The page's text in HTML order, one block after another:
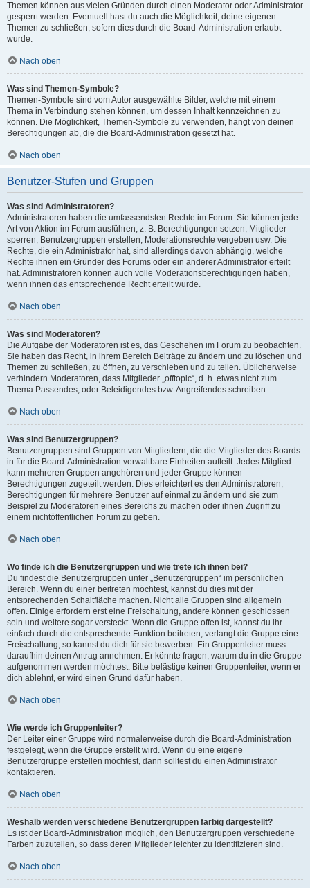
Themen können aus vielen Gründen durch einen Moderator oder Administrator
gesperrt werden. Eventuell hast du auch die Möglichkeit, deine eigenen
Themen zu schließen, sofern dies durch die Board-Administration erlaubt
wurde.
Nach oben
Was sind Themen-Symbole?
Themen-Symbole sind vom Autor ausgewählte Bilder, welche mit einem
Thema in Verbindung stehen können, um dessen Inhalt kennzeichnen zu
können. Die Möglichkeit, Themen-Symbole zu verwenden, hängt von deinen
Berechtigungen ab, die die Board-Administration gesetzt hat.
Nach oben
Benutzer-Stufen und Gruppen
Was sind Administratoren?
Administratoren haben die umfassendsten Rechte im Forum. Sie können jede
Art von Aktion im Forum ausführen; z. B. Berechtigungen setzen, Mitglieder
sperren, Benutzergruppen erstellen, Moderationsrechte vergeben usw. Die
Rechte, die ein Administrator hat, sind allerdings davon abhängig, welche
Rechte ihnen ein Gründer des Forums oder ein anderer Administrator erteilt
hat. Administratoren können auch volle Moderationsberechtigungen haben,
wenn ihnen das entsprechende Recht erteilt wurde.
Nach oben
Was sind Moderatoren?
Die Aufgabe der Moderatoren ist es, das Geschehen im Forum zu beobachten.
Sie haben das Recht, in ihrem Bereich Beiträge zu ändern und zu löschen und
Themen zu schließen, zu öffnen, zu verschieben und zu teilen. Üblicherweise
verhindern Moderatoren, dass Mitglieder „offtopic“, d. h. etwas nicht zum
Thema Passendes, oder Beleidigendes bzw. Angreifendes schreiben.
Nach oben
Was sind Benutzergruppen?
Benutzergruppen sind Gruppen von Mitgliedern, die die Mitglieder des Boards
in für die Board-Administration verwaltbare Einheiten aufteilt. Jedes Mitglied
kann mehreren Gruppen angehören und jeder Gruppe können
Berechtigungen zugeteilt werden. Dies erleichtert es den Administratoren,
Berechtigungen für mehrere Benutzer auf einmal zu ändern und sie zum
Beispiel zu Moderatoren eines Bereichs zu machen oder ihnen Zugriff zu
einem nichtöffentlichen Forum zu geben.
Nach oben
Wo finde ich die Benutzergruppen und wie trete ich ihnen bei?
Du findest die Benutzergruppen unter „Benutzergruppen“ im persönlichen
Bereich. Wenn du einer beitreten möchtest, kannst du dies mit der
entsprechenden Schaltfläche machen. Nicht alle Gruppen sind allgemein
offen. Einige erfordern erst eine Freischaltung, andere können geschlossen
sein und weitere sogar versteckt. Wenn die Gruppe offen ist, kannst du ihr
einfach durch die entsprechende Funktion beitreten; verlangt die Gruppe eine
Freischaltung, so kannst du dich für sie bewerben. Ein Gruppenleiter muss
daraufhin deinen Antrag annehmen. Er könnte fragen, warum du in die Gruppe
aufgenommen werden möchtest. Bitte belästige keinen Gruppenleiter, wenn er
dich ablehnt, er wird einen Grund dafür haben.
Nach oben
Wie werde ich Gruppenleiter?
Der Leiter einer Gruppe wird normalerweise durch die Board-Administration
festgelegt, wenn die Gruppe erstellt wird. Wenn du eine eigene
Benutzergruppe erstellen möchtest, dann solltest du einen Administrator
kontaktieren.
Nach oben
Weshalb werden verschiedene Benutzergruppen farbig dargestellt?
Es ist der Board-Administration möglich, den Benutzergruppen verschiedene
Farben zuzuteilen, so dass deren Mitglieder leichter zu identifizieren sind.
Nach oben